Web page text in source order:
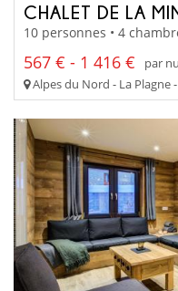
CHALET DE LA
10 personnes • 4
567 € - 1 416 €
par
Alpes du Nord - La Plagne